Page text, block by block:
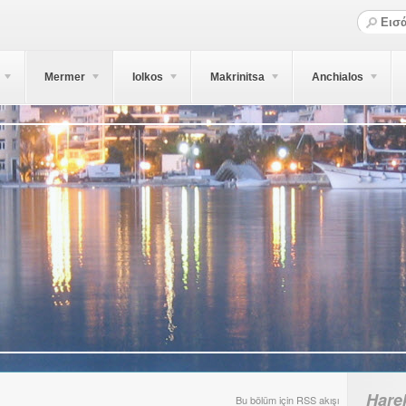
Mermer Iolkos Makrinitsa Anchialos
Bu bölüm için RSS akışı